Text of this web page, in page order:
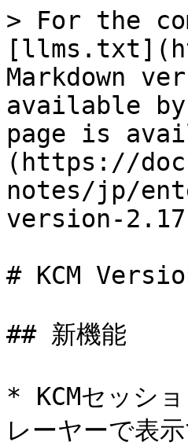
> For the
Markdown
available
page is
(https://
notes/jp/
version-
# KCM
## 新機能
* KCMセッシ
レーヤーで表